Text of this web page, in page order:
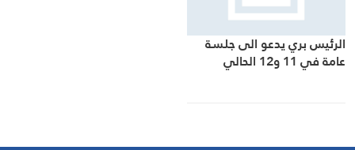
الرئيس بري يدعو الى جلسة
عامة في 11 و12 الحالي